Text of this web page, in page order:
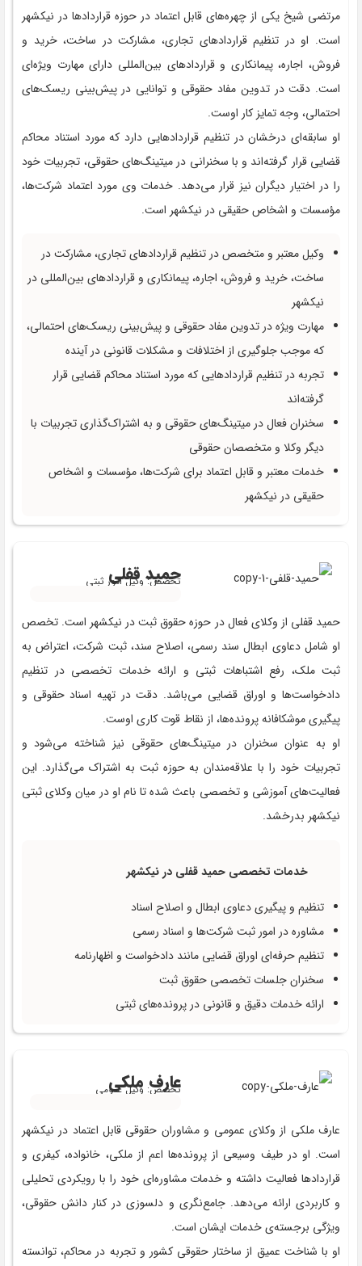
مرتضی شیخ یکی از چهره‌های قابل اعتماد در حوزه قراردادها در نیکشهر
است. او در تنظیم قراردادهای تجاری، مشارکت در ساخت، خرید و
فروش، اجاره، پیمانکاری و قراردادهای بین‌المللی دارای مهارت ویژه‌ای
است. دقت در تدوین مفاد حقوقی و توانایی در پیش‌بینی ریسک‌های
احتمالی، وجه تمایز کار اوست.
او سابقه‌ای درخشان در تنظیم قراردادهایی دارد که مورد استناد محاکم
قضایی قرار گرفته‌اند و با سخنرانی در میتینگ‌های حقوقی، تجربیات خود
را در اختیار دیگران نیز قرار می‌دهد. خدمات وی مورد اعتماد شرکت‌ها،
مؤسسات و اشخاص حقیقی در نیکشهر است.
وکیل معتبر و متخصص در تنظیم قراردادهای تجاری، مشارکت در
ساخت، خرید و فروش، اجاره، پیمانکاری و قراردادهای بین‌المللی در
نیکشهر
مهارت ویژه در تدوین مفاد حقوقی و پیش‌بینی ریسک‌های احتمالی،
که موجب جلوگیری از اختلافات و مشکلات قانونی در آینده
تجربه در تنظیم قراردادهایی که مورد استناد محاکم قضایی قرار
گرفته‌اند
سخنران فعال در میتینگ‌های حقوقی و به اشتراک‌گذاری تجربیات با
دیگر وکلا و متخصصان حقوقی
خدمات معتبر و قابل اعتماد برای شرکت‌ها، مؤسسات و اشخاص
حقیقی در نیکشهر
حمید قفلی
تخصص: وکیل امور ثبتی
حمید قفلی از وکلای فعال در حوزه حقوق ثبت در نیکشهر است. تخصص
او شامل دعاوی ابطال سند رسمی، اصلاح سند، ثبت شرکت، اعتراض به
ثبت ملک، رفع اشتباهات ثبتی و ارائه خدمات تخصصی در تنظیم
دادخواست‌ها و اوراق قضایی می‌باشد. دقت در تهیه اسناد حقوقی و
پیگیری موشکافانه پرونده‌ها، از نقاط قوت کاری اوست.
او به عنوان سخنران در میتینگ‌های حقوقی نیز شناخته می‌شود و
تجربیات خود را با علاقه‌مندان به حوزه ثبت به اشتراک می‌گذارد. این
فعالیت‌های آموزشی و تخصصی باعث شده تا نام او در میان وکلای ثبتی
نیکشهر بدرخشد.
خدمات تخصصی حمید قفلی در نیکشهر
تنظیم و پیگیری دعاوی ابطال و اصلاح اسناد
مشاوره در امور ثبت شرکت‌ها و اسناد رسمی
تنظیم حرفه‌ای اوراق قضایی مانند دادخواست و اظهارنامه
سخنران جلسات تخصصی حقوق ثبت
ارائه خدمات دقیق و قانونی در پرونده‌های ثبتی
عارف ملکی
تخصص: وکیل عمومی
عارف ملکی از وکلای عمومی و مشاوران حقوقی قابل اعتماد در نیکشهر
است. او در طیف وسیعی از پرونده‌ها اعم از ملکی، خانواده، کیفری و
قراردادها فعالیت داشته و خدمات مشاوره‌ای خود را با رویکردی تحلیلی
و کاربردی ارائه می‌دهد. جامع‌نگری و دلسوزی در کنار دانش حقوقی،
ویژگی برجسته‌ی خدمات ایشان است.
او با شناخت عمیق از ساختار حقوقی کشور و تجربه در محاکم، توانسته